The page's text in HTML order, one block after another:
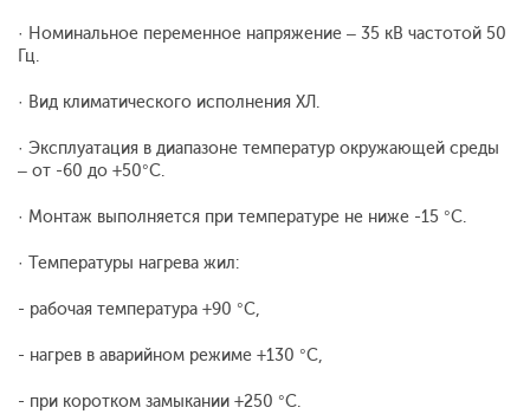
· Номинальное переменное напряжение – 35 кВ частотой 50
Гц.
· Вид климатического исполнения ХЛ.
· Эксплуатация в диапазоне температур окружающей среды
– от -60 до +50°С.
· Монтаж выполняется при температуре не ниже -15 °С.
· Температуры нагрева жил:
- рабочая температура +90 °C,
- нагрев в аварийном режиме +130 °C,
- при коротком замыкании +250 °C.